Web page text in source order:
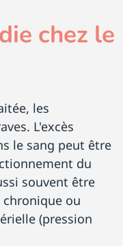
chez le
les
L'excès
le sang peut être
du
souvent être
chronique ou
(pression